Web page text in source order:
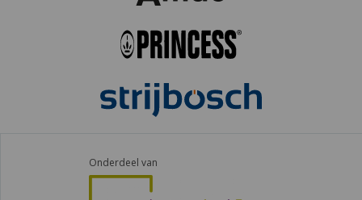
Onderdeel van